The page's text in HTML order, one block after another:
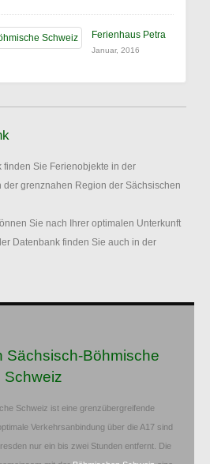
Ferienhaus Petra
Januar, 2016
finden Sie Ferienobjekte in der
der grenznahen Region der Sächsischen
Sie nach Ihrer optimalen Unterkunft
Datenbank finden Sie auch in der
Sächsisch-Böhmische
Schweiz
Schweiz ist eine grenzübergreifende
Verkehrsanbindung über die A17 sind
nur ein bis zwei Stunden entfernt. Die